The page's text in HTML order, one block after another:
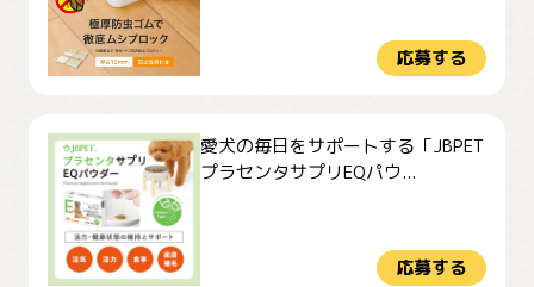
応募する
愛犬の毎日をサポートする「JBPET
プラセンタサプリEQパウ...
応募する